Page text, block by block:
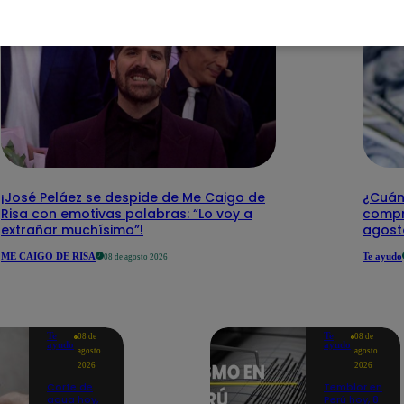
¡José Peláez se despide de Me Caigo de
Risa con emotivas palabras: “Lo voy a
extrañar muchísimo”!
ME CAIGO DE RISA 08 de agosto 2026 Te ayudo
Te
ayudo
08 de
agosto
2026
Corte de
agua hoy,
Te
ayudo
08 de
agosto
2026
Temblor en
Perú hoy, 8